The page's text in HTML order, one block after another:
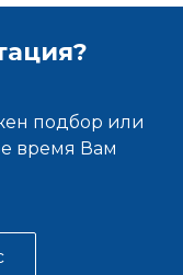
подбор или
время Вам